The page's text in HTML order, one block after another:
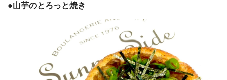
●山芋のとろっと焼き